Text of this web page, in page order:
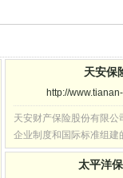
天安保
http://
天安财产保险股份有限
企业制度和国际标准组建
太平洋